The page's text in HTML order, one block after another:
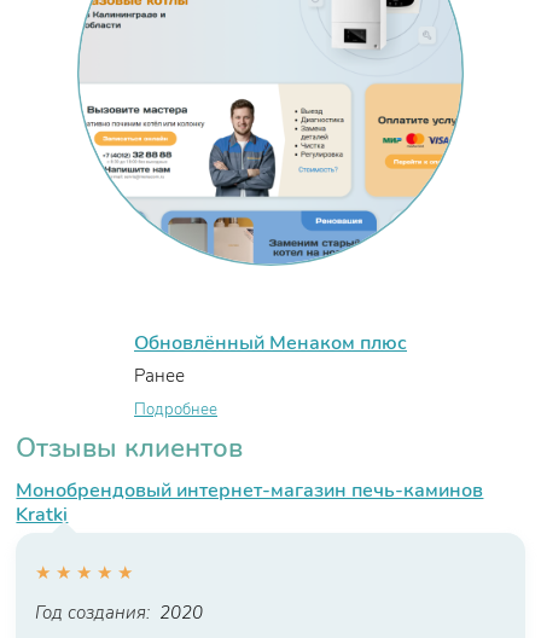
Обновлённый Менаком плюс
Ранее
Подробнее
Отзывы клиентов
Монобрендовый интернет-магазин печь-каминов
Kratki
★ ★ ★ ★ ★
Год создания: 2020